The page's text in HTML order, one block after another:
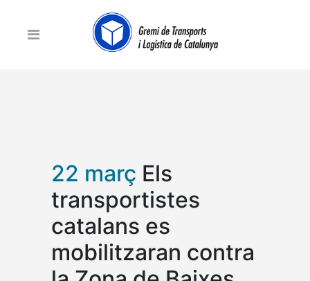
22 març Els
transportistes
catalans es
mobilitzaran contra